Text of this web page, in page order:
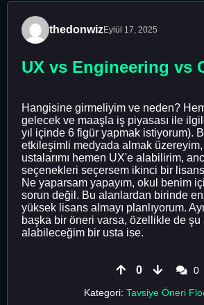
thedonwizEylül 17, 2025
UX vs Engineering vs
Hangisine girmeliyim ve neden?
gelecek ve maaşla iş piyasası ile
yıl içinde 6 figür yapmak istiyorum).
etkileşimli medyada almak
ustalarımı hemen UX'e alabilirim,
seçenekleri seçersem ikinci bir
Ne yaparsam yapayım, okul benim
sorun değil. Bu alanlardan birinde en
yüksek lisans almayı planlıyorum.
başka bir öneri varsa, özellikle de
alabileceğim bir usta ise.
0
0
Kategori: Tavsiye Öneri